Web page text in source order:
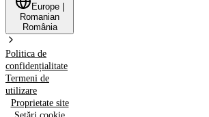
Europe
Romanian
România
Politica de
confidențialitate
Termeni de
utilizare
Proprietate site